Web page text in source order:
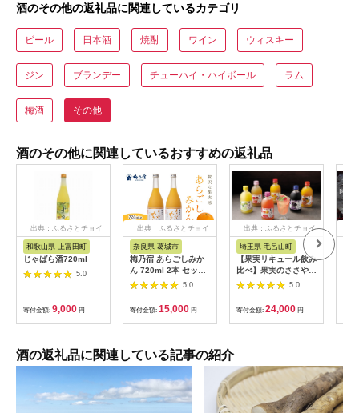
酒のその他の返礼品に関連しているカテゴリ
ビール 日本酒 焼酎 ワイン ウィスキー
ジン ブランデー チューハイ・ハイボール ラム
梅酒 その他
酒のその他に関連しているおすすめの返礼品
出典：ふるさとチョイ
和歌山県 上富田町
じゃばら酒720ml
5.0
寄付金額: 9,000 円
出典：ふるさとチョイ
奈良県 葛城市
梅乃宿 あらごしみか
ん 720ml 2本 セット
／ お酒 リキュール ギ
フト 贈り物 プレゼン
ト 人気 メーカー直送
果肉たっぷり デザー
ト つぶつぶ食感 ロッ
葛城市
5.0
寄付金額: 15,000 円
出典：ふるさとチョイ
埼玉県 毛呂山町
【果実リキュール飲み
比べ】果実のささやき
12本セット
5.0
寄付金額: 24,000 円
酒の返礼品に関連している記事の紹介